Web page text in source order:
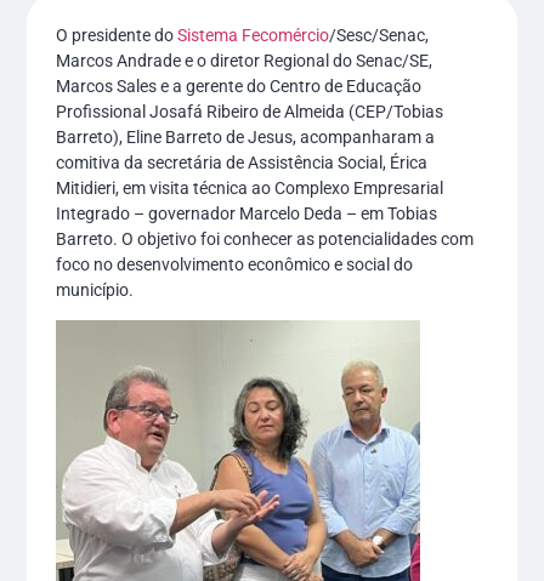
O presidente doSistema Fecomércio/Sesc/Senac,
Marcos Andrade e o diretor Regional do Senac/SE,
Marcos Sales e a gerente do Centro de Educação
Profissional Josafá Ribeiro de Almeida (CEP/Tobias
Barreto), Eline Barreto de Jesus, acompanharam a
comitiva da secretária de Assistência Social, Érica
Mitidieri, em visita técnica ao Complexo Empresarial
Integrado – governador Marcelo Deda – em Tobias
Barreto. O objetivo foi conhecer as potencialidades com
foco no desenvolvimento econômico e social do
município.